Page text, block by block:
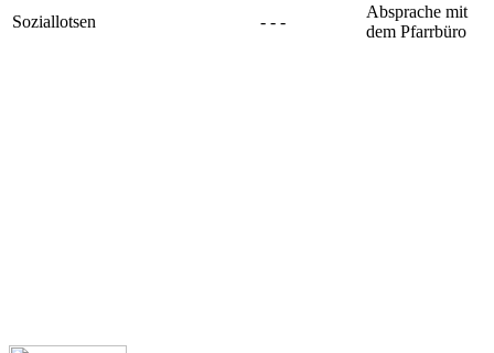
Soziallotsen
- - -
Absprache mit
dem Pfarrbüro